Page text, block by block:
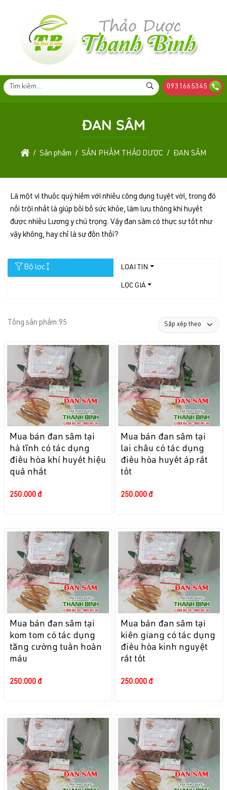
0931665345
ĐAN SÂM
Sản phẩm SẢN PHẨM THẢO DƯỢC ĐAN SÂM
Là một vị thuốc quý hiếm với nhiều công dụng tuyệt vời, trong đó
nổi trội nhất là giúp bồi bổ sức khỏe, làm lưu thông khí huyết
được nhiều Lương y chú trọng. Vậy đan sâm có thực sự tốt như
vậy không, hay chỉ là sự đồn thổi?
Bộ lọc LOẠI TIN
LỌC GIÁ
Tổng sản phẩm:95
Mua bán đan sâm tại
hà tĩnh có tác dụng
điều hòa khí huyết hiệu
quả nhất
250.000 đ
Mua bán đan sâm tại
lai châu có tác dụng
điều hòa huyết áp rất
tốt
250.000 đ
Mua bán đan sâm tại
kom tom có tác dụng
tăng cường tuần hoàn
máu
250.000 đ
Mua bán đan sâm tại
kiên giang có tác dụng
điều hòa kinh nguyệt
rất tốt
250.000 đ